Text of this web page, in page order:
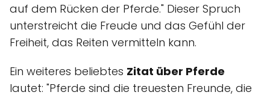
auf dem Rücken der Pferde." Dieser Spruch
unterstreicht die Freude und das Gefühl der
Freiheit, das Reiten vermitteln kann.
Ein weiteres beliebtes Zitat über Pferde
lautet: "Pferde sind die treuesten Freunde, die